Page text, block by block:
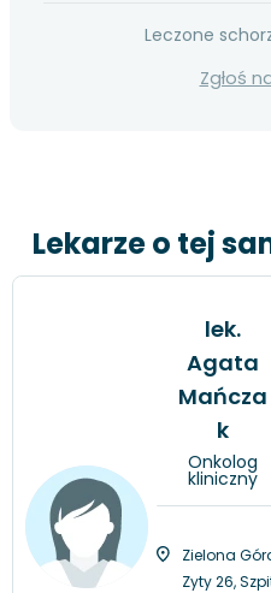
Leczone
Zgłoś
Lekarze o tej
lek.
Agata
Mańcza
k
Onkolog
kliniczny
Zielona
Zyty 26,